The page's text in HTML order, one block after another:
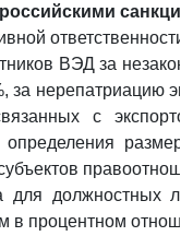
ВЭД за
за нерепатриацию
с
должностных
процентном